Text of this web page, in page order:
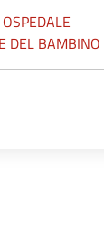
DEL BAMBINO